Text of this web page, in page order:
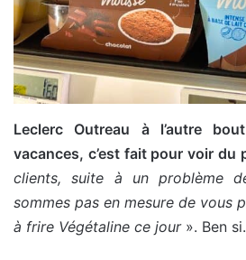
Leclerc Outreau à l’autre
vacances, c’est fait pour voir du
clients, suite à un problème
sommes pas en mesure de vous
à frire Végétaline ce jour». Ben si.